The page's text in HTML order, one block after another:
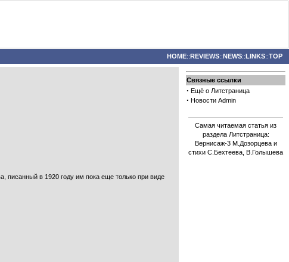
HOME::REVIEWS::NEWS::LINKS::TOP
писанный в 1920 году им пока еще только при виде
Связные ссылки
· Ещё о Литстраница
· Новости Admin
Самая читаемая статья из
раздела Литстраница:
Вернисаж-3 М.Дозорцева и
стихи С.Бехтеева, В.Голышева